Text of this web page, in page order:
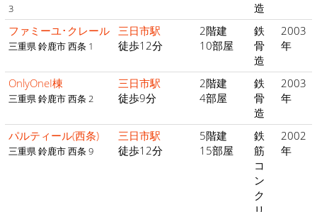
3
造
ファミーユ･クレール
三重県 鈴鹿市 西条 1
三日市駅
徒歩12分
2階建
10部屋
鉄
骨
造
2003
年
OnlyOneI棟
三重県 鈴鹿市 西条 2
三日市駅
徒歩9分
2階建
4部屋
鉄
骨
造
2003
年
パルティール(西条)
三重県 鈴鹿市 西条 9
三日市駅
徒歩12分
5階建
15部屋
鉄
筋
コ
ン
ク
2002
年